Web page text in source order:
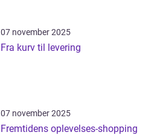
07 november 2025
Fra kurv til levering
07 november 2025
Fremtidens oplevelses-shopping